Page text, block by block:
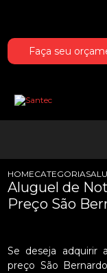
Faça seu
HOMECATEGORIAS
Aluguel de
Preço São
Se deseja adquirir
preço São